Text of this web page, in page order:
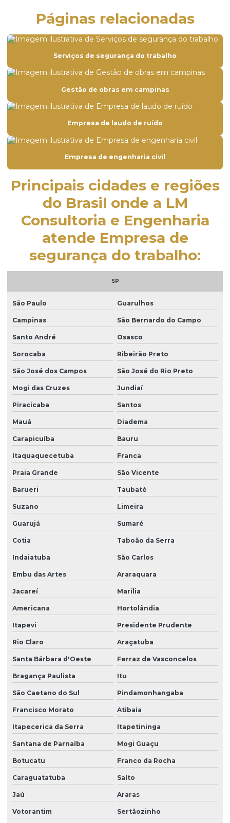
Empresa de construção civil residencial
Empresa construção e reforma
Empresa de engenharia civil
Empresa de engenharia civil em campinas
Empresa de gerenciamento de obras
Empresa de gerenciamento de obras em campinas
Empresa de gerenciamento de obras orçamento
Empresa de gestão de obra
Empresa de inspeção predial
Empresa de instalação de drywall
Empresa de instalação de gesso
Empresa de laudo de elétrica
Empresa de laudo de entrega de imóveis
Empresa de laudo de hidráulica
Empresa de laudo de ruído
Empresa de manutenção estrutural
Empresa de manutenção hidráulica
Empresa de manutenção predial
Empresa de obras em campinas
Empresa de obras e reformas
Empresa de pintura especializada
Empresa de pintura de fachadas
Empresa de pintura de fachadas de predios
Empresa de pintura industrial
Empresa de pintura predial
Empresa de pintura residencial
Empresa de reforma
Empresa de reforma em campinas
Empresa de reforma comercial
Empresa de reforma estrutural
Empresa de reforma hidráulica
Empresa de reforma hospitalar
Empresa de reforma industrial
Empresa de reforma predial
Empresa de reforma predial em campinas
Empresa para reforma residencial
Páginas relacionadas
Serviços de segurança do trabalho
Gestão de obras em campinas
Empresa de laudo de ruído
Empresa de engenharia civil
Principais cidades e regiões
do Brasil onde a LM
Consultoria e Engenharia
atende Empresa de
segurança do trabalho:
SP
São Paulo Guarulhos
Campinas São Bernardo do Campo
Santo André Osasco
Sorocaba Ribeirão Preto
São José dos Campos São José do Rio Preto
Mogi das Cruzes Jundiaí
Piracicaba Santos
Mauá Diadema
Carapicuíba Bauru
Itaquaquecetuba Franca
Praia Grande São Vicente
Barueri Taubaté
Suzano Limeira
Guarujá Sumaré
Cotia Taboão da Serra
Indaiatuba São Carlos
Embu das Artes Araraquara
Jacareí Marília
Americana Hortolândia
Itapevi Presidente Prudente
Rio Claro Araçatuba
Santa Bárbara d'Oeste Ferraz de Vasconcelos
Bragança Paulista Itu
São Caetano do Sul Pindamonhangaba
Francisco Morato Atibaia
Itapecerica da Serra Itapetininga
Santana de Parnaíba Mogi Guaçu
Botucatu Franco da Rocha
Caraguatatuba Salto
Jaú Araras
Votorantim Sertãozinho